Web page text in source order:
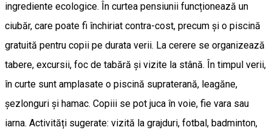
ingrediente ecologice. În curtea pensiunii funcționează un
ciubăr, care poate fi închiriat contra-cost, precum și o piscină
gratuită pentru copii pe durata verii. La cerere se organizează
tabere, excursii, foc de tabără și vizite la stână. În timpul verii,
în curte sunt amplasate o piscină supraterană, leagăne,
șezlonguri și hamac. Copiii se pot juca în voie, fie vara sau
iarna. Activități sugerate: vizită la grajduri, fotbal, badminton,